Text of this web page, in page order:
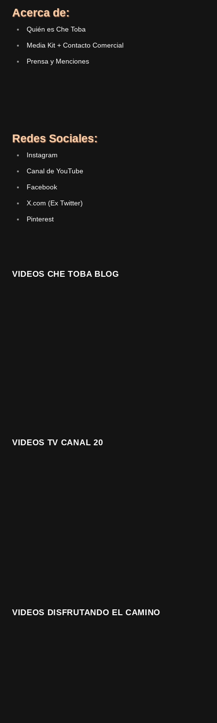
Acerca de:
Quién es Che Toba
Media Kit + Contacto Comercial
Prensa y Menciones
Redes Sociales:
Instagram
Canal de YouTube
Facebook
X.com (Ex Twitter)
Pinterest
VIDEOS CHE TOBA BLOG
VIDEOS TV CANAL 20
VIDEOS DISFRUTANDO EL CAMINO